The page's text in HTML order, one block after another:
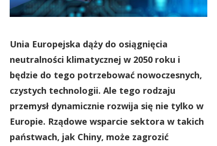
Unia Europejska dąży do osiągnięcia
neutralności klimatycznej w 2050 roku i
będzie do tego potrzebować nowoczesnych,
czystych technologii. Ale tego rodzaju
przemysł dynamicznie rozwija się nie tylko w
Europie. Rządowe wsparcie sektora w takich
państwach, jak Chiny, może zagrozić